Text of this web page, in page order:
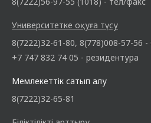
Университетке оқуға түсу
8(7222)32-61-80, 8(778)008-57-56 -
+7 747 832 74 05 - резидентура
Мемлекеттік сатып алу
8(7222)32-65-81